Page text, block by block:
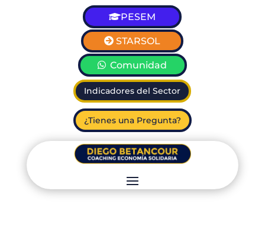
PESEM
STARSOL
Comunidad
Indicadores del Sector
¿Tienes una Pregunta?